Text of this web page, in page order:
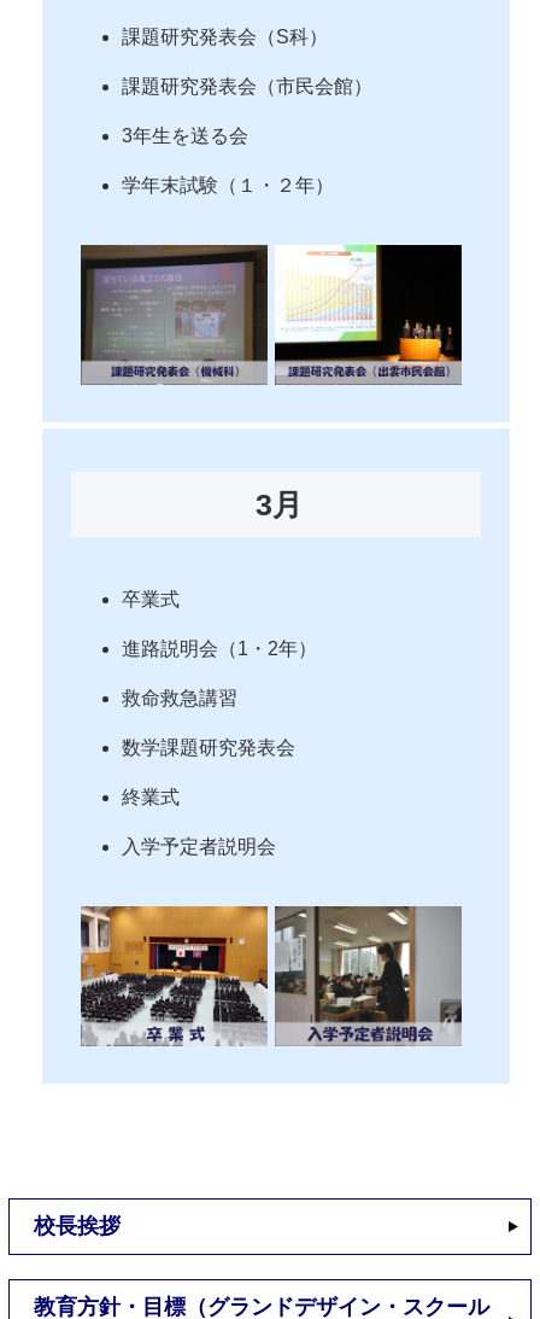
課題研究発表会（S科）
課題研究発表会（市民会館）
3年生を送る会
学年末試験（１・２年）
3月
卒業式
進路説明会（1・2年）
救命救急講習
数学課題研究発表会
終業式
入学予定者説明会
校長挨拶
教育方針・目標（グランドデザイン・スクール